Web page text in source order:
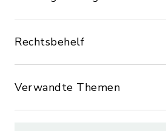
Rechtsbehelf
Verwandte Themen